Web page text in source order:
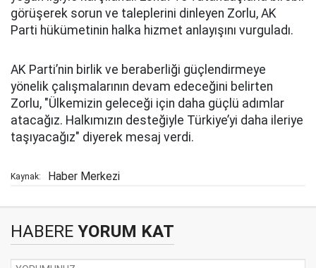
görüşerek sorun ve taleplerini dinleyen Zorlu, AK
Parti hükümetinin halka hizmet anlayışını vurguladı.
AK Parti’nin birlik ve beraberliği güçlendirmeye
yönelik çalışmalarının devam edeceğini belirten
Zorlu, "Ülkemizin geleceği için daha güçlü adımlar
atacağız. Halkımızın desteğiyle Türkiye’yi daha ileriye
taşıyacağız" diyerek mesaj verdi.
Kaynak: Haber Merkezi
HABERE YORUM KAT